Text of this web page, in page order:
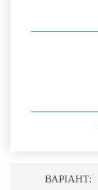
ВАРІАНТ: